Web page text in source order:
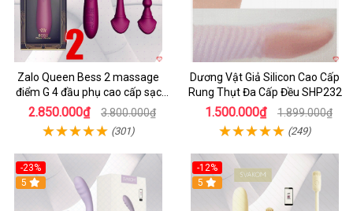
Zalo Queen Bess 2 massage
điểm G 4 đầu phụ cao cấp sạc
tiện lợi
2.850.000₫ 3.800.000₫
(301)
Dương Vật Giả Silicon Cao Cấp
Rung Thụt Đa Cấp Đều SHP232
1.500.000₫ 1.899.000₫
(249)
-23%
5
-12%
5